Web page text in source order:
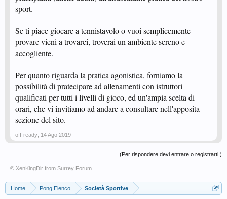
sport.
Se ti piace giocare a tennistavolo o vuoi semplicemente
provare vieni a trovarci, troverai un ambiente sereno e
accogliente.
Per quanto riguarda la pratica agonistica, forniamo la
possibilità di pratecipare ad allenamenti con istruttori
qualificati per tutti i livelli di gioco, ed un'ampia scelta di
orari, che vi invitiamo ad andare a consultare nell'apposita
sezione del sito.
off-ready 14 Ago 2019
(Per rispondere devi entrare o registrarti.)
© XenKingDir from Surrey Forum
Home Pong Elenco Società Sportive